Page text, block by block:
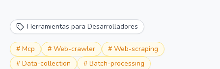
Herramientas para Desarrolladores
# Mcp # Web-crawler # Web-scraping
# Data-collection # Batch-processing